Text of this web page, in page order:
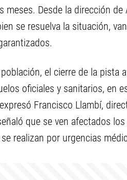
meses. Desde la dirección
se resuelva la situación,
el cierre de la pista
oficiales y sanitarios, en
Francisco Llambí,
que se ven afectados
realizan por urgencias